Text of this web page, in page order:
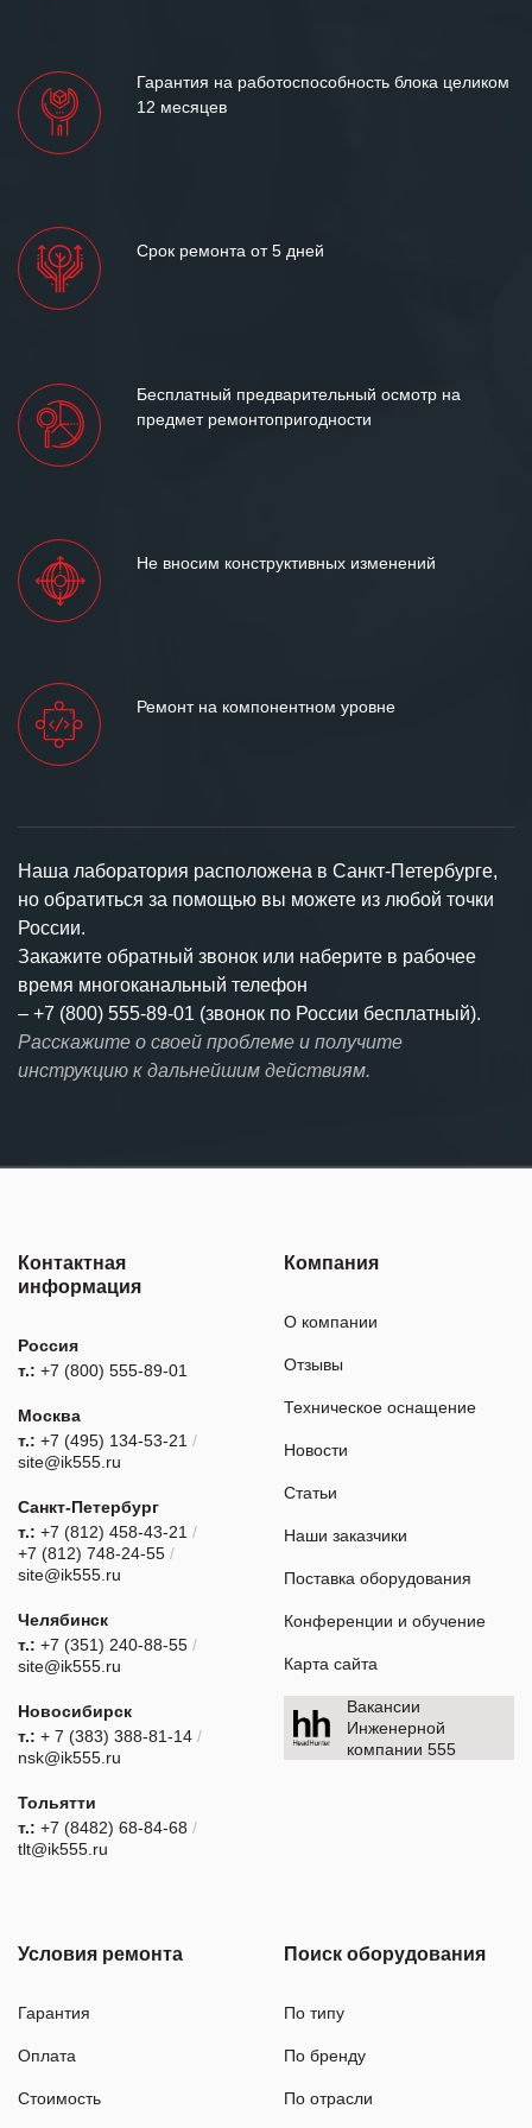
Гарантия на работоспособность блока целиком
12 месяцев
Срок ремонта от 5 дней
Бесплатный предварительный осмотр на
предмет ремонтопригодности
Не вносим конструктивных изменений
Ремонт на компонентном уровне
Наша лаборатория расположена в Санкт-Петербурге,
но обратиться за помощью вы можете из любой точки
России.
Закажите обратный звонок или наберите в рабочее
время многоканальный телефон
– +7 (800) 555-89-01 (звонок по России бесплатный).
Расскажите о своей проблеме и получите
инструкцию к дальнейшим действиям.
Контактная
информация
Россия
т.: +7 (800) 555-89-01
Москва
т.: +7 (495) 134-53-21 /
site@ik555.ru
Санкт-Петербург
т.: +7 (812) 458-43-21 /
+7 (812) 748-24-55 /
site@ik555.ru
Челябинск
т.: +7 (351) 240-88-55 /
site@ik555.ru
Новосибирск
т.: + 7 (383) 388-81-14 /
nsk@ik555.ru
Тольятти
т.: +7 (8482) 68-84-68 /
tlt@ik555.ru
Компания
О компании
Отзывы
Техническое оснащение
Новости
Статьи
Наши заказчики
Поставка оборудования
Конференции и обучение
Карта сайта
Вакансии
Инженерной
компании 555
Условия ремонта
Гарантия
Оплата
Стоимость
Поиск оборудования
По типу
По бренду
По отрасли